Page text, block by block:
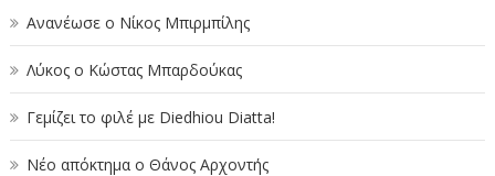
Ανανέωσε ο Νίκος Μπιρμπίλης
Λύκος ο Κώστας Μπαρδούκας
Γεμίζει το φιλέ με Diedhiou Diatta!
Νέο απόκτημα ο Θάνος Αρχοντής